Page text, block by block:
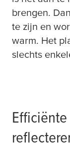
brengen.
te zijn en
warm. Het
slechts